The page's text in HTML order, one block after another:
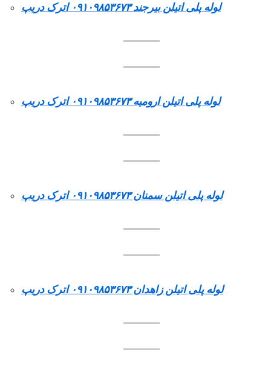
لوله پلی اتیلن بیرجند ۰۹۱۰۹۸۵۳۶۷۳ اترک دریپ
لوله پلی اتیلن ارومیه ۰۹۱۰۹۸۵۳۶۷۳ اترک دریپ
لوله پلی اتیلن سمنان ۰۹۱۰۹۸۵۳۶۷۳ اترک دریپ
لوله پلی اتیلن زاهدان ۰۹۱۰۹۸۵۳۶۷۳ اترک دریپ